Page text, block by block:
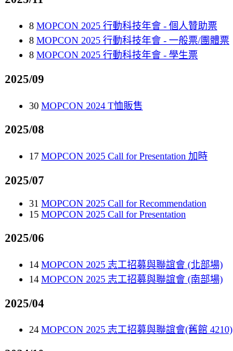
8 MOPCON 2025 行動科技年會 - 個人贊助票
8 MOPCON 2025 行動科技年會 - 一般票/團體票
8 MOPCON 2025 行動科技年會 - 學生票
2025/09
30 MOPCON 2024 T恤販售
2025/08
17 MOPCON 2025 Call for Presentation 加時
2025/07
31 MOPCON 2025 Call for Recommendation
15 MOPCON 2025 Call for Presentation
2025/06
14 MOPCON 2025 志工招募與聯誼會 (北部場)
14 MOPCON 2025 志工招募與聯誼會 (南部場)
2025/04
24 MOPCON 2025 志工招募與聯誼會(舊館 4210)